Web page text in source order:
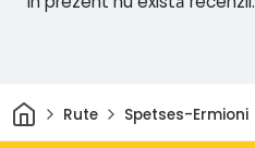
AcasăRute Spetses-Ermioni